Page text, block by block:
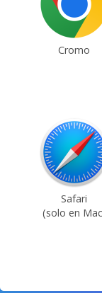
Cromo
Safari
(solo en